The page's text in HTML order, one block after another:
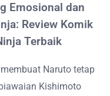
Emosional dan
Review Komik
Terbaik
Naruto tetap
Kishimoto